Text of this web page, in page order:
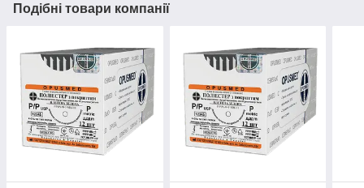
Подібні товари компанії